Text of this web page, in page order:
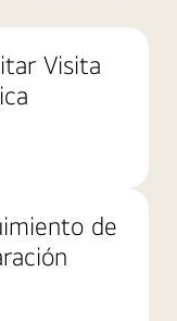
Visita
de